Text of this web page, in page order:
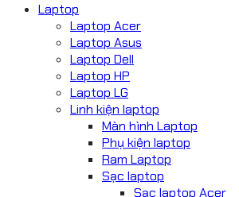
Laptop
Laptop Acer
Laptop Asus
Laptop Dell
Laptop HP
Laptop LG
Linh kiện laptop
Màn hình Laptop
Phụ kiện laptop
Ram Laptop
Sạc laptop
Sạc laptop Acer